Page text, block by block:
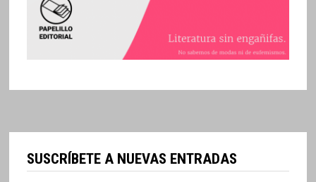
SUSCRÍBETE A NUEVAS ENTRADAS